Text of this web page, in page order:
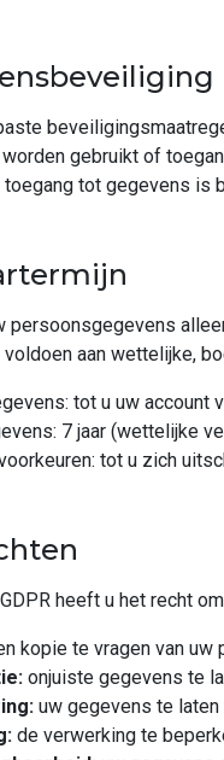
gebruikt of
tot gegevens is
persoonsgegevens
aan wettelijke,
tot u uw account
7 jaar (wettelijke
tot u zich
heeft u het recht
kopie te vragen van uw
onjuiste gegevens te
uw gegevens te
de verwerking te